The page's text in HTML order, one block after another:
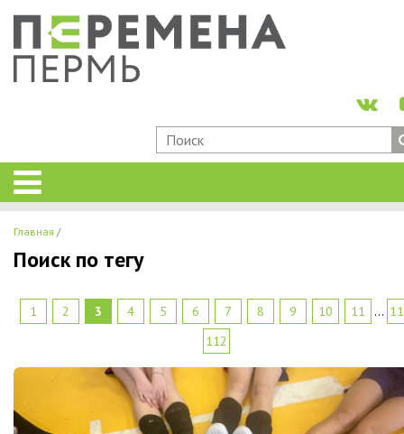
Главная
Поиск по тегу
1 2 3 4 5 6 7 8 9 10 11 ...
112